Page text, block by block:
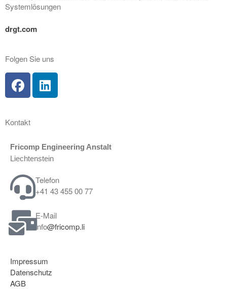
Systemlösungen
drgt.com
Folgen Sie uns
Kontakt
Fricomp Engineering Anstalt
Liechtenstein
Telefon
+41 43 455 00 77
E-Mail
info@fricomp.li
Impressum
Datenschutz
AGB